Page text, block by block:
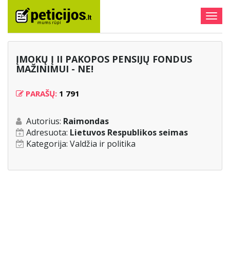
ĮMOKŲ Į II PAKOPOS PENSIJŲ FONDUS
MAŽINIMUI - NE!
PARAŠŲ: 1 791
Autorius: Raimondas
Adresuota: Lietuvos Respublikos seimas
Kategorija: Valdžia ir politika